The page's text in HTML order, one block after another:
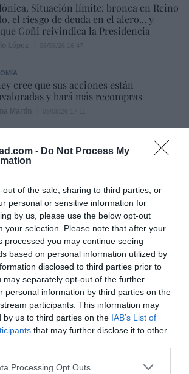
- Do Not Process My
out of the sale, sharing to third parties, or
personal or sensitive information for
by us, please use the below opt-out
your selection. Please note that after your
processed you may continue seeing
based on personal information utilized by
disclosed to third parties prior to
may separately opt-out of the further
personal information by third parties on the
participants. This information may
by us to third parties on the IAB’s List of
that may further disclose it to other
Processing Opt Outs
Situación límite: bronca en Reino
el riesgo de deuda en el alero... y
Goñi reivindica la Presidencia
cree que sus acciones están
y hará más recompras
Díaz, el penúltimo fiasco del
Sánchez, escaso en reputación e
Martín 06/08/26 12:41
De la Espriella toma posesión
presidente, entre amenazas terroristas
y el sabotaje de la Izquierda
Gutiérrez 06/08/26 12:35
devolver a los hijos con sus padres...
PNV opina lo mismo... y es